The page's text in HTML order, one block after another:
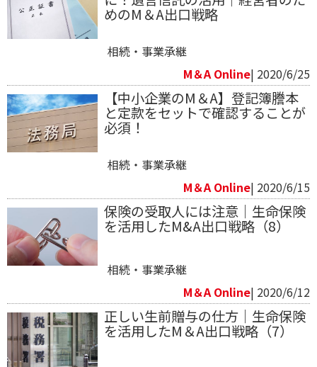
めのM＆A出口戦略
相続・事業承継
M＆A Online| 2020/6/25
【中小企業のM＆A】登記簿謄本
と定款をセットで確認することが
必須！
相続・事業承継
M＆A Online| 2020/6/15
保険の受取人には注意｜生命保険
を活用したM&A出口戦略（8）
相続・事業承継
M＆A Online| 2020/6/12
正しい生前贈与の仕方｜生命保険
を活用したM＆A出口戦略（7）